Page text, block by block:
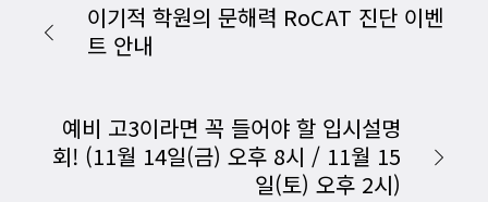
이기적 학원의 문해력 RoCAT 진단 이벤
트 안내
예비 고3이라면 꼭 들어야 할 입시설명
회! (11월 14일(금) 오후 8시 / 11월 15
일(토) 오후 2시)